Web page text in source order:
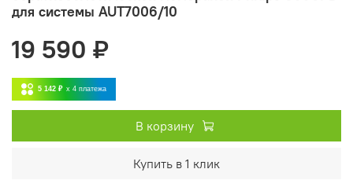
для системы AUT7006/10
19 590 ₽
5 142 ₽ x 4 платежа
В корзину
Купить в 1 клик